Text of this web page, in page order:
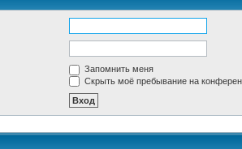
Запомнить меня
Скрыть моё пребывание на